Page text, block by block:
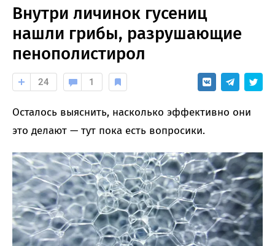
Внутри личинок гусениц
нашли грибы, разрушающие
пенополистирол
24 1
Осталось выяснить, насколько эффективно они
это делают — тут пока есть вопросики.